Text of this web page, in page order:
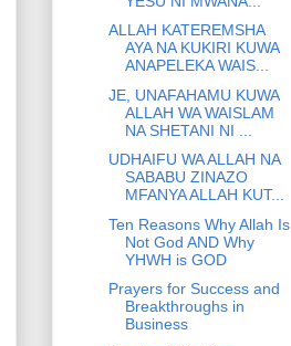
ALLAH KATEREMSHA
AYA NA KUKIRI KUWA
ANAPELEKA WAIS...
JE, UNAFAHAMU KUWA
ALLAH WA WAISLAM
NA SHETANI NI ...
UDHAIFU WA ALLAH NA
SABABU ZINAZO
MFANYA ALLAH KUT...
Ten Reasons Why Allah Is
Not God AND Why
YHWH is GOD
Prayers for Success and
Breakthroughs in
Business